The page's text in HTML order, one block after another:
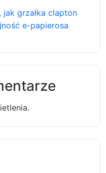
grzałka clapton
e-papierosa